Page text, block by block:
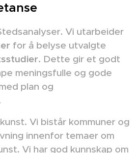
Vi utarbeider
for å belyse utvalgte
. Dette gir et godt
meningsfulle og gode
plan og
Vi bistår kommuner og
innenfor temaer om
Vi har god kunnskap om